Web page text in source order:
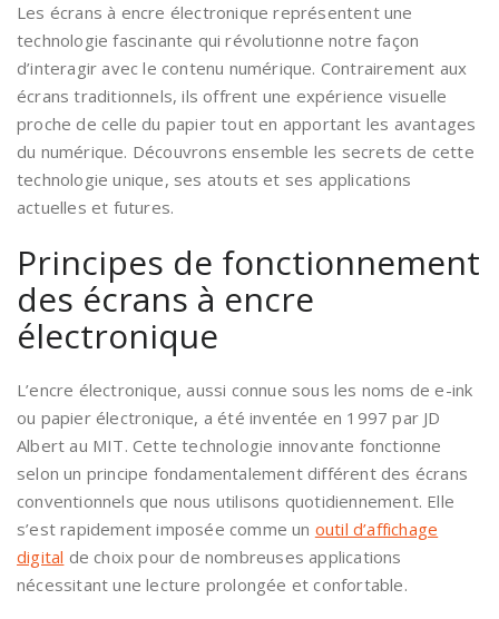
Les écrans à encre électronique représentent une
technologie fascinante qui révolutionne notre façon
d’interagir avec le contenu numérique. Contrairement aux
écrans traditionnels, ils offrent une expérience visuelle
proche de celle du papier tout en apportant les avantages
du numérique. Découvrons ensemble les secrets de cette
technologie unique, ses atouts et ses applications
actuelles et futures.
Principes de fonctionnement
des écrans à encre
électronique
L’encre électronique, aussi connue sous les noms de e-ink
ou papier électronique, a été inventée en 1997 par JD
Albert au MIT. Cette technologie innovante fonctionne
selon un principe fondamentalement différent des écrans
conventionnels que nous utilisons quotidiennement. Elle
s’est rapidement imposée comme un outil d’affichage
digital de choix pour de nombreuses applications
nécessitant une lecture prolongée et confortable.